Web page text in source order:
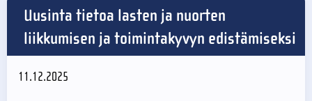
Uusinta tietoa lasten ja nuorten
liikkumisen ja toimintakyvyn edistämiseksi
11.12.2025